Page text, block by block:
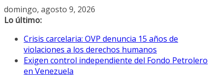
Saltar
al
domingo, agosto 9, 2026
Lo último:
Crisis carcelaria: OVP denuncia 15 años de
violaciones a los derechos humanos
Exigen control independiente del Fondo Petrolero
en Venezuela